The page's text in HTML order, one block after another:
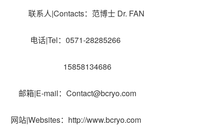
联系人|Contacts：范博士 Dr. FAN
电话|Tel：0571-28285266
15858134686
邮箱|E-mail：Contact@bcryo.com
网站|Websites：http://www.bcryo.com